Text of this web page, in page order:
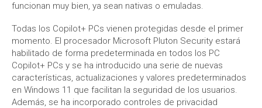
funcionan muy bien, ya sean nativas o emuladas.
Todas los Copilot+ PCs vienen protegidas desde el primer
momento. El procesador Microsoft Pluton Security estará
habilitado de forma predeterminada en todos los PC
Copilot+ PCs y se ha introducido una serie de nuevas
características, actualizaciones y valores predeterminados
en Windows 11 que facilitan la seguridad de los usuarios.
Además, se ha incorporado controles de privacidad